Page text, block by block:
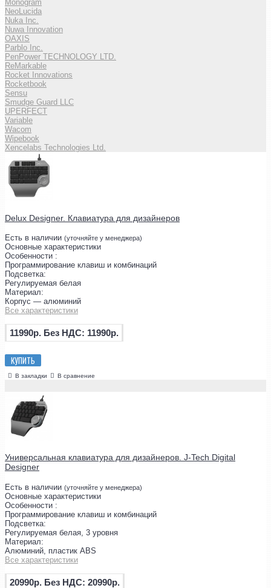
Monogram
NeoLucida
Nuka Inc.
Nuwa Innovation
OAXIS
Parblo Inc.
PenPower TECHNOLOGY LTD.
ReMarkable
Rocket Innovations
Rocketbook
Sensu
Smudge Guard LLC
UPERFECT
Variable
Wacom
Wipebook
Xencelabs Technologies Ltd.
Delux Designer. Клавиатура для дизайнеров
Есть в наличии (уточняйте у менеджера)
Основные характеристики
Особенности :
Программирование клавиш и комбинаций
Подсветка:
Регулируемая белая
Материал:
Корпус — алюминий
Все характеристики
11990р. Без НДС: 11990р.
КУПИТЬ
В закладки В сравнение
Универсальная клавиатура для дизайнеров. J-Tech Digital
Designer
Есть в наличии (уточняйте у менеджера)
Основные характеристики
Особенности :
Программирование клавиш и комбинаций
Подсветка:
Регулируемая белая, 3 уровня
Материал:
Алюминий, пластик ABS
Все характеристики
20990р. Без НДС: 20990р.